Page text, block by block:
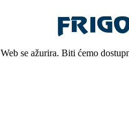
Web se ažurira. Biti ćemo